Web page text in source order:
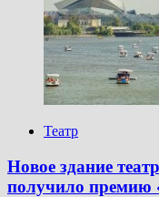
Театр
Новое здание
получило премию